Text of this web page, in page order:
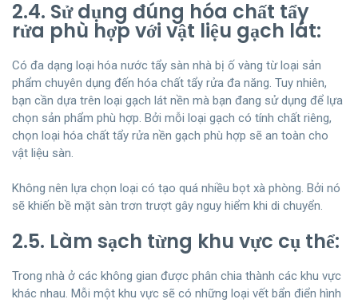
2.4. Sử dụng đúng hóa chất tẩy
rửa phù hợp với vật liệu gạch lát:
Có đa dạng loại hóa nước tẩy sàn nhà bị ố vàng từ loại sản
phẩm chuyên dụng đến hóa chất tẩy rửa đa năng. Tuy nhiên,
bạn cần dựa trên loại gạch lát nền mà bạn đang sử dụng để lựa
chọn sản phẩm phù hợp. Bởi mỗi loại gạch có tính chất riêng,
chọn loại hóa chất tẩy rửa nền gạch phù hợp sẽ an toàn cho
vật liệu sàn.
Không nên lựa chọn loại có tạo quá nhiều bọt xà phòng. Bởi nó
sẽ khiến bề mặt sàn trơn trượt gây nguy hiểm khi di chuyển.
2.5. Làm sạch từng khu vực cụ thể:
Trong nhà ở các không gian được phân chia thành các khu vực
khác nhau. Mỗi một khu vực sẽ có những loại vết bẩn điển hình